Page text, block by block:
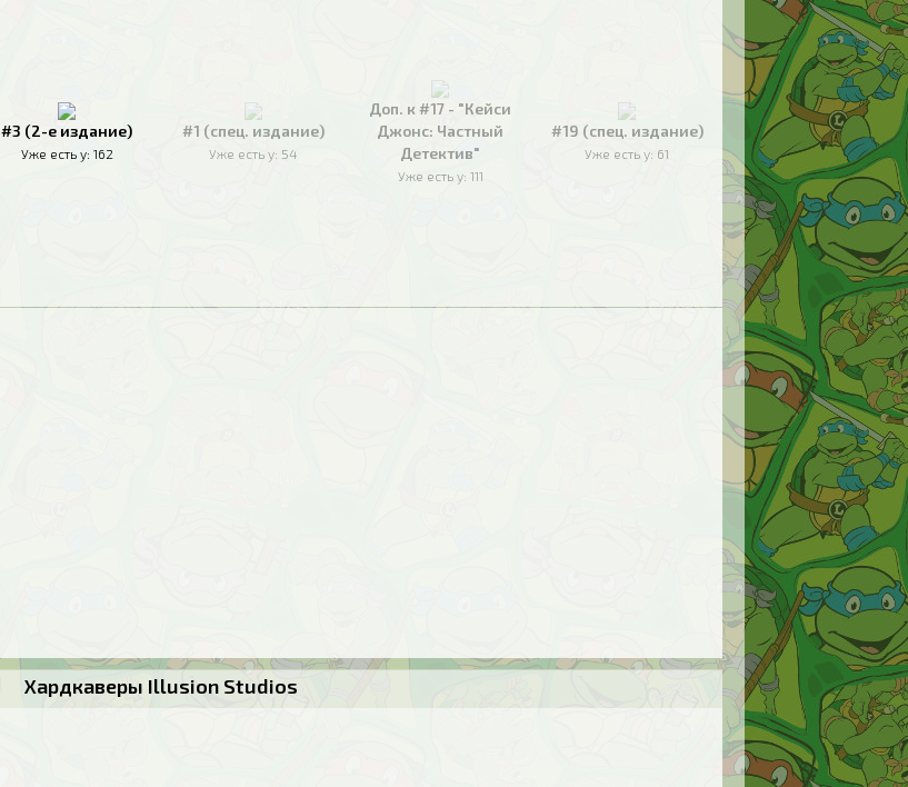
#3 (2-е издание)
Уже есть у: 162
#1 (спец. издание)
Уже есть у: 54
Доп. к #17 - "Кейси
Джонс: Частный
Детектив"
Уже есть у: 111
#19 (спец. издание)
Уже есть у: 61
Хардкаверы Illusion Studios